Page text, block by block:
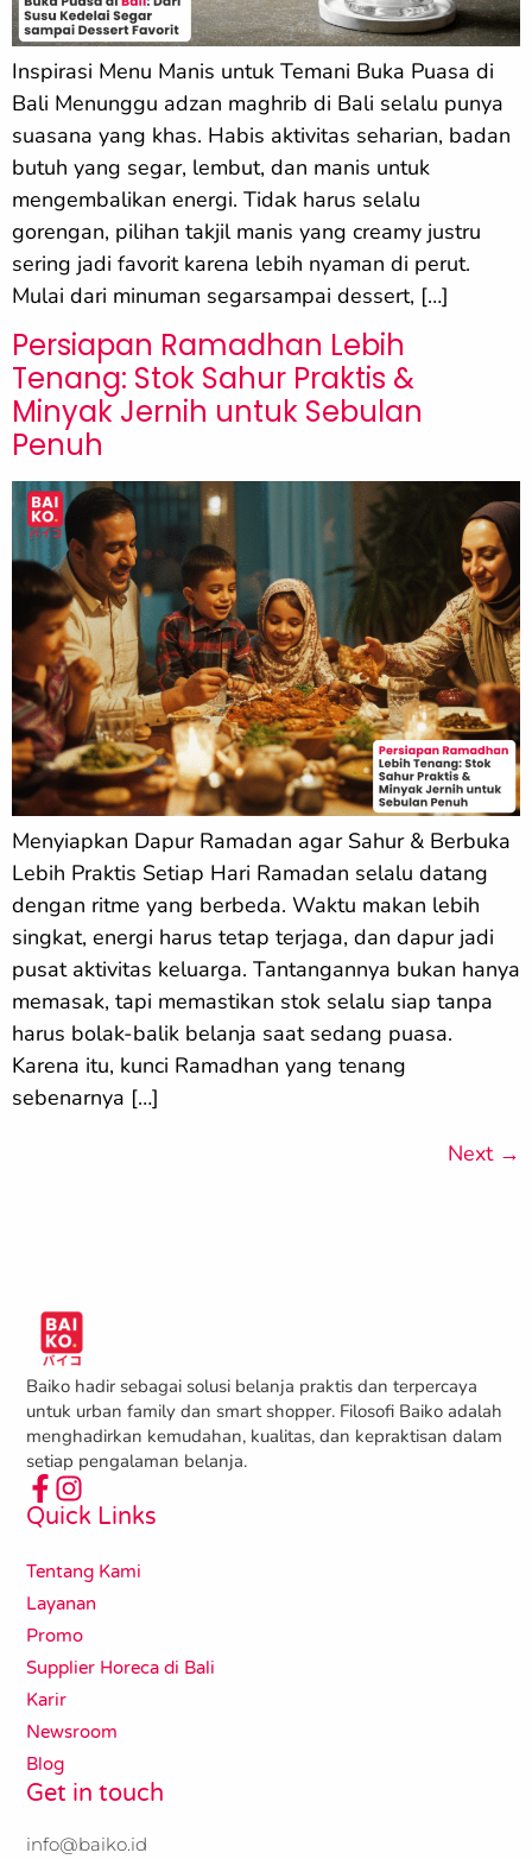
Inspirasi Menu Manis untuk Temani Buka Puasa di
Bali Menunggu adzan maghrib di Bali selalu punya
suasana yang khas. Habis aktivitas seharian, badan
butuh yang segar, lembut, dan manis untuk
mengembalikan energi. Tidak harus selalu
gorengan, pilihan takjil manis yang creamy justru
sering jadi favorit karena lebih nyaman di perut.
Mulai dari minuman segarsampai dessert, […]
Persiapan Ramadhan Lebih
Tenang: Stok Sahur Praktis &
Minyak Jernih untuk Sebulan
Penuh
Menyiapkan Dapur Ramadan agar Sahur & Berbuka
Lebih Praktis Setiap Hari Ramadan selalu datang
dengan ritme yang berbeda. Waktu makan lebih
singkat, energi harus tetap terjaga, dan dapur jadi
pusat aktivitas keluarga. Tantangannya bukan hanya
memasak, tapi memastikan stok selalu siap tanpa
harus bolak-balik belanja saat sedang puasa.
Karena itu, kunci Ramadhan yang tenang
sebenarnya […]
Next →
Baiko hadir sebagai solusi belanja praktis dan terpercaya
untuk urban family dan smart shopper. Filosofi Baiko adalah
menghadirkan kemudahan, kualitas, dan kepraktisan dalam
setiap pengalaman belanja.
Quick Links
Tentang Kami
Layanan
Promo
Supplier Horeca di Bali
Karir
Newsroom
Blog
Get in touch
info@baiko.id